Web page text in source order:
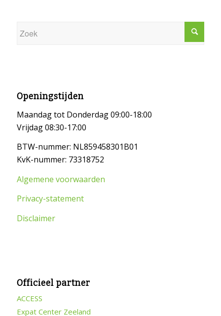
Openingstijden
Maandag tot Donderdag 09:00-18:00
Vrijdag 08:30-17:00
BTW-nummer: NL859458301B01
KvK-nummer: 73318752
Algemene voorwaarden
Privacy-statement
Disclaimer
Officieel partner
ACCESS
Expat Center Zeeland